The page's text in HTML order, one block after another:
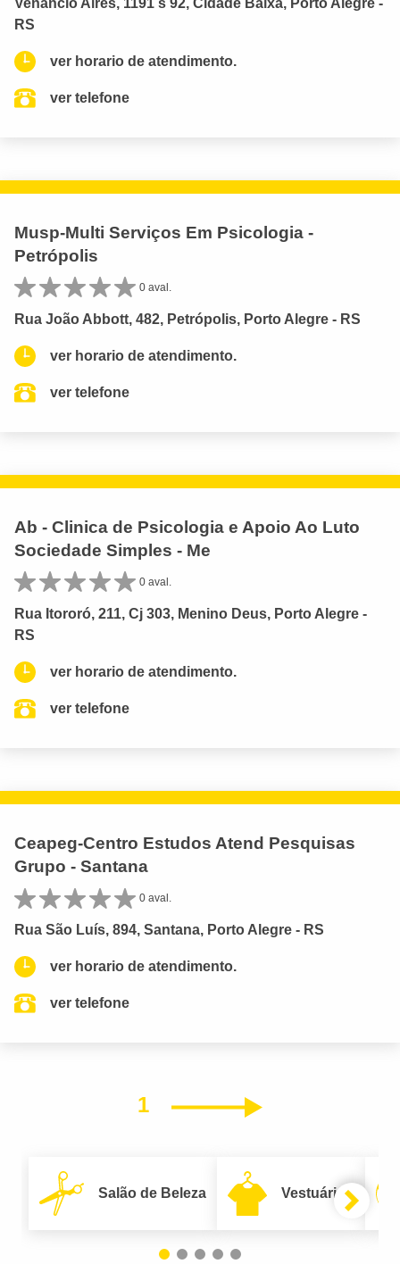
Venancio Aires, 1191 s 92, Cidade Baixa, Porto Alegre -
RS
ver horario de atendimento.
ver telefone
Musp-Multi Serviços Em Psicologia -
Petrópolis
0 aval.
Rua João Abbott, 482, Petrópolis, Porto Alegre - RS
ver horario de atendimento.
ver telefone
Ab - Clinica de Psicologia e Apoio Ao Luto
Sociedade Simples - Me
0 aval.
Rua Itororó, 211, Cj 303, Menino Deus, Porto Alegre -
RS
ver horario de atendimento.
ver telefone
Ceapeg-Centro Estudos Atend Pesquisas
Grupo - Santana
0 aval.
Rua São Luís, 894, Santana, Porto Alegre - RS
ver horario de atendimento.
ver telefone
1 Próximo
Salão de Beleza Vestuário